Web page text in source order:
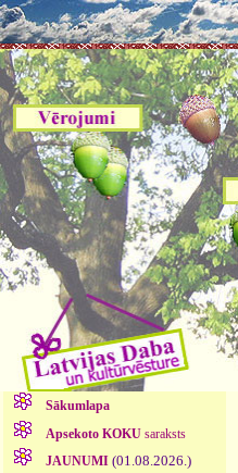
Sākumlapa
Apsekoto KOKUsaraksts
JAUNUMI (01.08.2026.)